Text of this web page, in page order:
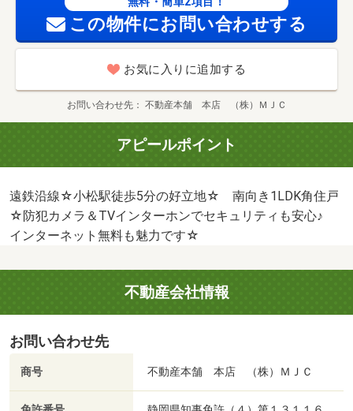
この物件にお問い合わせする
お気に入りに追加する
お問い合わせ先 不動産本舗 本店 （株）ＭＪＣ
アピールポイント
遠鉄沿線☆小松駅徒歩5分の好立地☆ 南向き1LDK角住戸
☆防犯カメラ＆TVインターホンでセキュリティも安心♪
インターネット無料も魅力です☆
不動産会社情報
お問い合わせ先
商号 不動産本舗 本店 （株）ＭＪＣ